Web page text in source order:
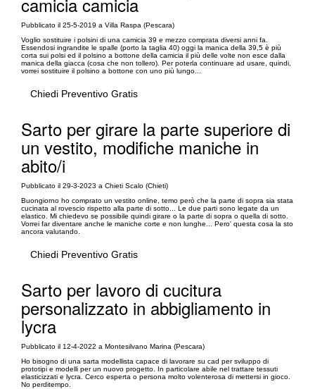
Pubblicato il 25-5-2019 a Villa Raspa (Pescara)
Voglio sostituire i polsini di una camicia 39 e mezzo comprata diversi anni fa.
Essendosi ingrandite le spalle (porto la taglia 40) oggi la manica della 39,5 è più
corta sui polsi ed il polsino a bottone della camicia il più delle volte non esce dalla
manica della giacca (cosa che non tollero). Per poterla continuare ad usare, quindi,
vorrei sostituire il polsino a bottone con uno più lungo...
Chiedi Preventivo Gratis
Sarto per girare la parte superiore di
un vestito, modifiche maniche in
abito/i
Pubblicato il 29-3-2023 a Chieti Scalo (Chieti)
Buongiorno ho comprato un vestito online, temo però che la parte di sopra sia stata
cucinata al rovescio rispetto alla parte di sotto... Le due parti sono legate da un
elastico. Mi chiedevo se possibile quindi girare o la parte di sopra o quella di sotto.
Vorrei far diventare anche le maniche corte e non lunghe... Pero' questa cosa la sto
ancora valutando.
Chiedi Preventivo Gratis
Sarto per lavoro di cucitura
personalizzato in abbigliamento in
lycra
Pubblicato il 12-4-2022 a Montesilvano Marina (Pescara)
Ho bisogno di una sarta modellista capace di lavorare su cad per sviluppo di
prototipi e modelli per un nuovo progetto. In particolare abile nel trattare tessuti
elasticizzati e lycra. Cerco esperta o persona molto volenterosa di mettersi in gioco.
No perditempo.